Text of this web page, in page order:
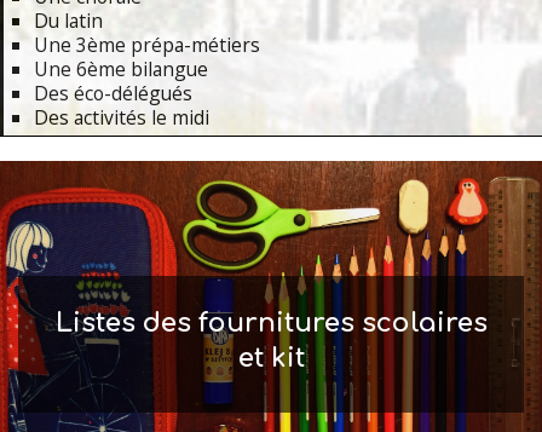
Du latin
Une 3ème prépa-métiers
Une 6ème bilangue
Des éco-délégués
Des activités le midi
Navigation
Menu
Listes des fournitures scolaires
et kit